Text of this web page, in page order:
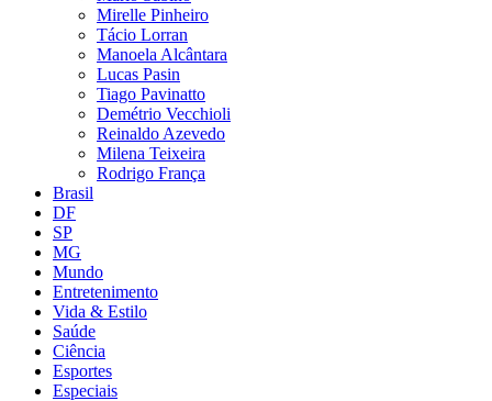
Mirelle Pinheiro
Tácio Lorran
Manoela Alcântara
Lucas Pasin
Tiago Pavinatto
Demétrio Vecchioli
Reinaldo Azevedo
Milena Teixeira
Rodrigo França
Brasil
DF
SP
MG
Mundo
Entretenimento
Vida & Estilo
Saúde
Ciência
Esportes
Especiais